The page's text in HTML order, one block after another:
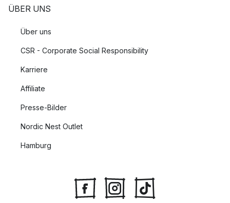
ÜBER UNS
Über uns
CSR - Corporate Social Responsibility
Karriere
Affiliate
Presse-Bilder
Nordic Nest Outlet
Hamburg